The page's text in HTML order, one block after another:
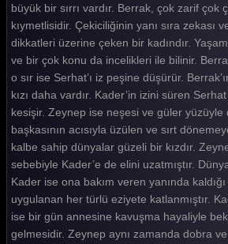
Güller ve Günahlar 9. Bölüm
Güller ve Günahlar 8. Bölüm
Güller ve Günahlar 7. Bölüm
Güller ve Günahlar 6. Bölüm
Güller ve Günahlar 5. Bölüm
Güller ve Günahlar 4. Bölüm
Güller ve Günahlar 3. Bölüm
Güller ve Günahlar 2. Bölüm
Güller ve Günahlar 1. Bölüm
büyük bir sırrı vardır. Berrak, çok zarif çok
kıymetlisidir. Çekiciliğinin yanı sıra zekası
dikkatleri üzerine çeken bir kadındır.
ve bir çok konu da incelikleri ile bilinir.
o sır ise Serhat’ı iz peşine düşürür.
kızı daha vardır. Kader’in izini süren
kesişir. Zeynep ise neşesi ve güler
başkasının acısıyla üzülen ve sırt
kalbe sahip dünyalar güzeli bir kızdır.
sebebiyle Kader’e de elini uzatmıştır.
Kader ise ona bakım veren yanında
uygulanan her türlü eziyete katlanmıştır.
ise bir gün annesine kavuşma hayaliyle
gelmesidir. Zeynep aynı zamanda dobra ve